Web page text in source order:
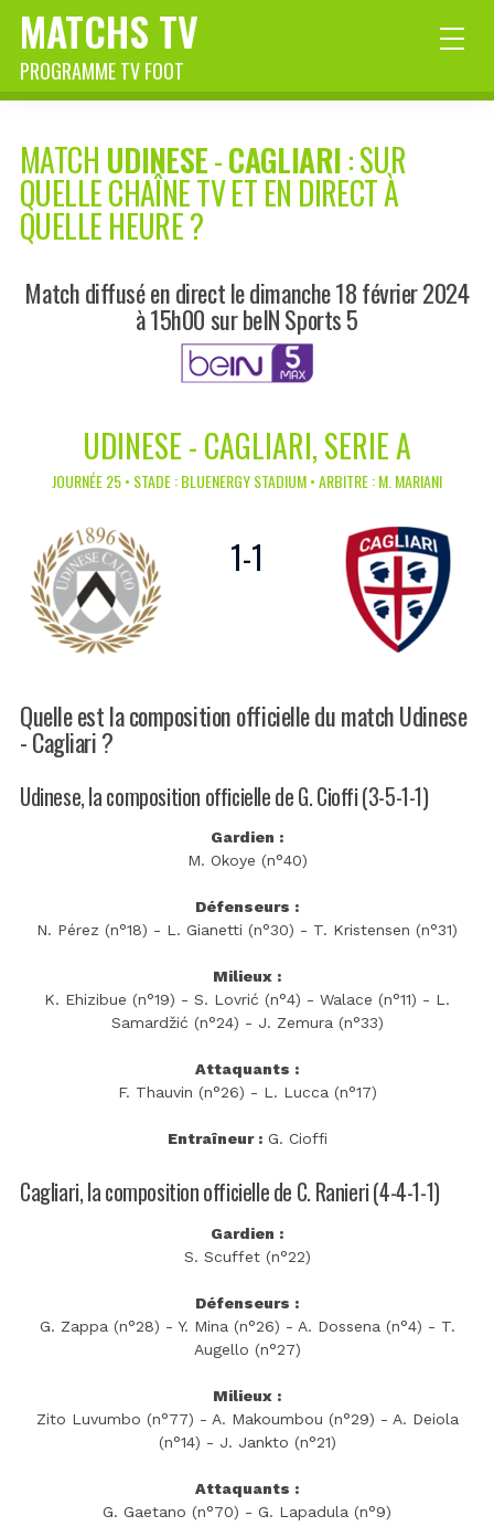
MATCHS TV
PROGRAMME TV FOOT
MATCH UDINESE-CAGLIARI: SUR
QUELLE CHAÎNE TV ET EN DIRECT À
QUELLE HEURE ?
Match diffusé en direct le dimanche 18 février 2024
à 15h00 sur beIN Sports 5
UDINESE - CAGLIARI, SERIE A
JOURNÉE 25 • STADE : BLUENERGY STADIUM • ARBITRE : M. MARIANI
1-1
Quelle est la composition officielle du match Udinese
- Cagliari ?
Udinese, la composition officielle de G. Cioffi (3-5-1-1)
Gardien :
M. Okoye (n°40)
Défenseurs :
N. Pérez (n°18) - L. Gianetti (n°30) - T. Kristensen (n°31)
Milieux :
K. Ehizibue (n°19) - S. Lovrić (n°4) - Walace (n°11) - L.
Samardžić (n°24) - J. Zemura (n°33)
Attaquants :
F. Thauvin (n°26) - L. Lucca (n°17)
Entraîneur :G. Cioffi
Cagliari, la composition officielle de C. Ranieri (4-4-1-1)
Gardien :
S. Scuffet (n°22)
Défenseurs :
G. Zappa (n°28) - Y. Mina (n°26) - A. Dossena (n°4) - T.
Augello (n°27)
Milieux :
Zito Luvumbo (n°77) - A. Makoumbou (n°29) - A. Deiola
(n°14) - J. Jankto (n°21)
Attaquants :
G. Gaetano (n°70) - G. Lapadula (n°9)